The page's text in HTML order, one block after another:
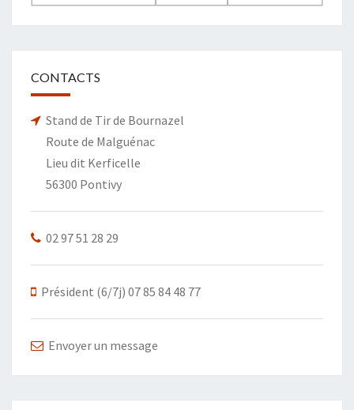
CONTACTS
Stand de Tir de Bournazel
Route de Malguénac
Lieu dit Kerficelle
56300 Pontivy
02 97 51 28 29
Président (6/7j) 07 85 84 48 77
Envoyer un message